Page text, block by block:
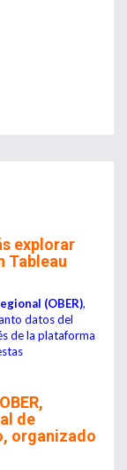
explorar
Tableau
(OBER),
datos del
de la plataforma
de
organizado